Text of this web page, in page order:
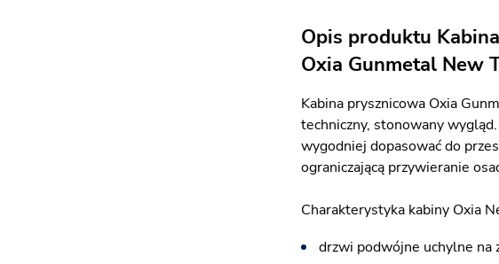
Opis produktu
Oxia Gunmetal New
Kabina prysznicowa Oxia
techniczny, stonowany
wygodniej dopasować do
ograniczającą przywieranie
Charakterystyka kabiny Oxia
drzwi podwójne uchylne na